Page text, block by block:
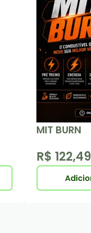
MIT BURN
R$ 122,49